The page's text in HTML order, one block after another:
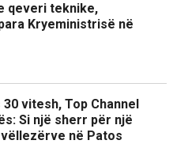
qeveri teknike,
Kryeministrisë në
vitesh, Top Channel
Si një sherr për një
në Patos